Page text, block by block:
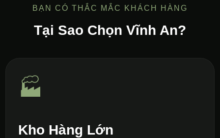
BẠN CÓ THẮC MẮC KHÁCH HÀNG
Tại Sao Chọn Vĩnh An?
🏭
Kho Hàng Lớn